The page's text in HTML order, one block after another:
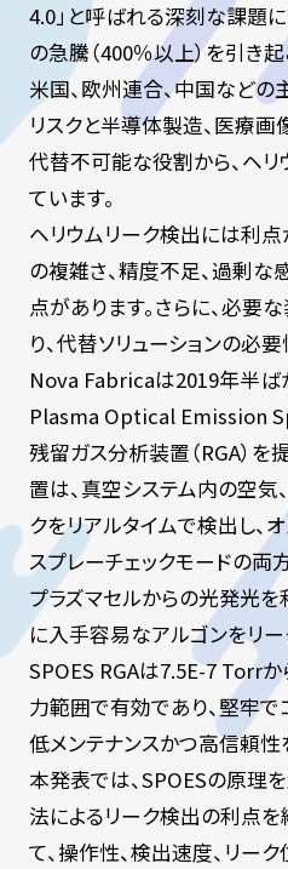
4.0」と呼ばれる深刻な課題
の急騰（400％以上）を引き起
米国、欧州連合、中国など
リスクと半導体製造、医療
代替不可能な役割から、ヘ
ています。
ヘリウムリーク検出には利
の複雑さ、精度不足、過剰
点があります。さらに、必要
り、代替ソリューションの必
Nova Fabricaは2019年半ば
Plasma Optical Emission
残留ガス分析装置（RGA）を
置は、真空システム内の空気
クをリアルタイムで検出し、
スプレーチェックモードの両
プラズマセルからの光発光を
に入手容易なアルゴンをリー
SPOES RGAは7.5E-7 Torr
力範囲で有効であり、堅牢で
低メンテナンスかつ高信頼性
本発表では、SPOESの原理
法によるリーク検出の利点を
て、操作性、検出速度、リー